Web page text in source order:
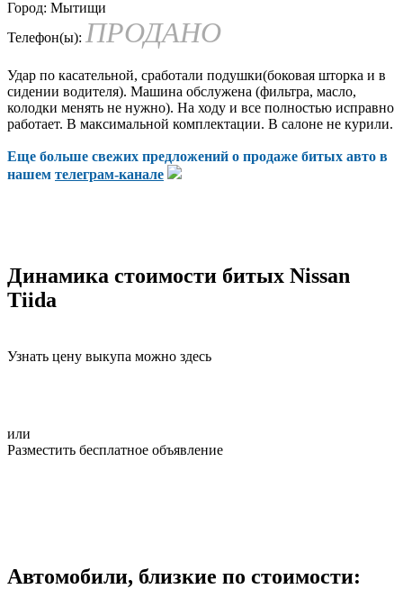
Город: Мытищи
Телефон(ы): ПРОДАНО
Удар по касательной, сработали подушки(боковая шторка и в
сидении водителя). Машина обслужена (фильтра, масло,
колодки менять не нужно). На ходу и все полностью исправно
работает. В максимальной комплектации. В салоне не курили.
Еще больше свежих предложений о продаже битых авто в
нашем телеграм-канале
Динамика стоимости битых Nissan
Tiida
Узнать цену выкупа можно здесь
или
Разместить бесплатное объявление
Автомобили, близкие по стоимости: